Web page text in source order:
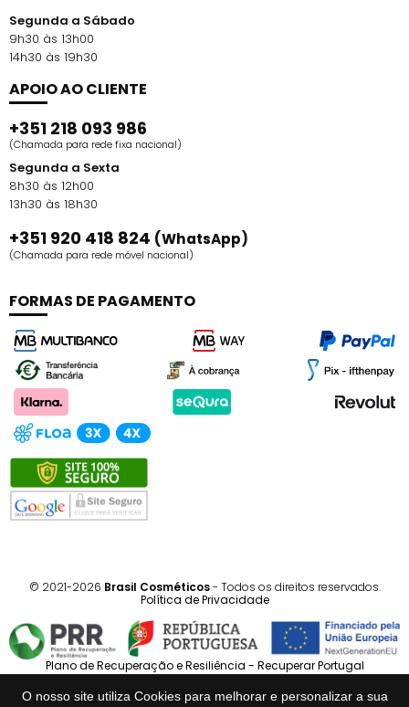
O nosso site utiliza Cookies para melhorar e personalizar a sua
Segunda a Sábado
9h30 às 13h00
14h30 às 19h30
APOIO AO CLIENTE
+351 218 093 986
(Chamada para rede fixa nacional)
Segunda a Sexta
8h30 às 12h00
13h30 às 18h30
+351 920 418 824 (WhatsApp)
(Chamada para rede móvel nacional)
FORMAS DE PAGAMENTO
© 2021-2026 Brasil Cosméticos- Todos os direitos reservados.
Política de Privacidade
Plano de Recuperação e Resiliência - Recuperar Portugal